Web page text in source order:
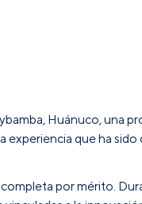
Huánuco, una
que ha sido
por mérito.